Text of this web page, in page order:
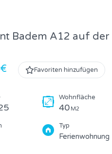
Badem A12 auf der
Favoriten hinzufügen
Wohnfläche
40 M2
Typ
Ferienwohnung